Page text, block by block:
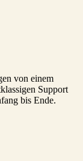
von einem
Support
bis Ende.